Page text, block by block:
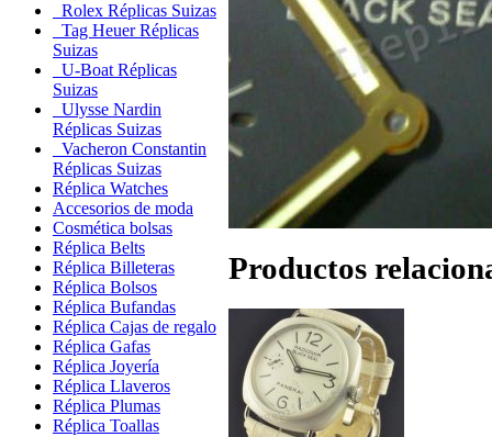
Rolex Réplicas Suizas
Tag Heuer Réplicas
Suizas
U-Boat Réplicas
Suizas
Ulysse Nardin
Réplicas Suizas
Vacheron Constantin
Réplicas Suizas
Réplica Watches
Accesorios de moda
Cosmética bolsas
Réplica Belts
Réplica Billeteras
Réplica Bolsos
Réplica Bufandas
Réplica Cajas de regalo
Réplica Gafas
Réplica Joyería
Réplica Llaveros
Réplica Plumas
Réplica Toallas
Productos